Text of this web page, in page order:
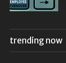
trending now